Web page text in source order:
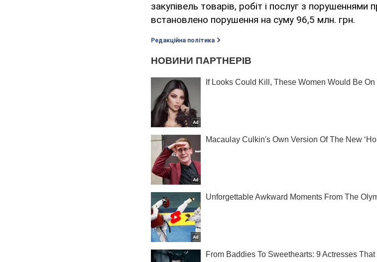
закупівель товарів, робіт і послуг з порушеннями
встановлено порушення на суму 96,5 млн. грн.
Редакційна політика